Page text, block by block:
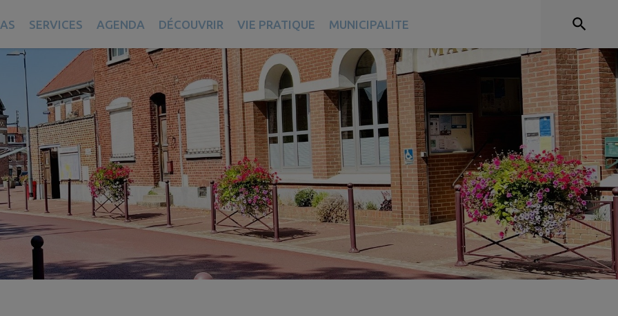
SERVICES AGENDA DÉCOUVRIR VIE PRATIQUE MUNICIPALITE